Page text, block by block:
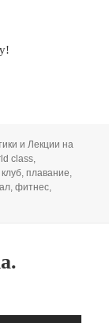
и Лекции на
class,
клуб,плавание,
,фитнес,